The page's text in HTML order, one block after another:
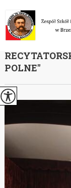
FINAŁ
POLNE''